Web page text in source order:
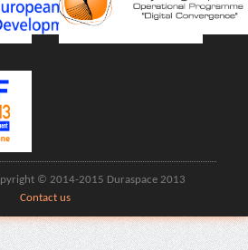
© 2014-2015 Duraspace 2013
Contact us